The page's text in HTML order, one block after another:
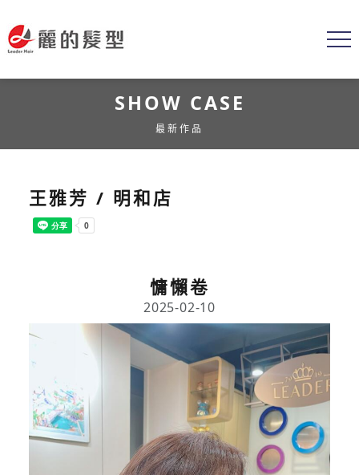
SHOW CASE
最新作品
王雅芳 / 明和店
慵懶卷
2025-02-10